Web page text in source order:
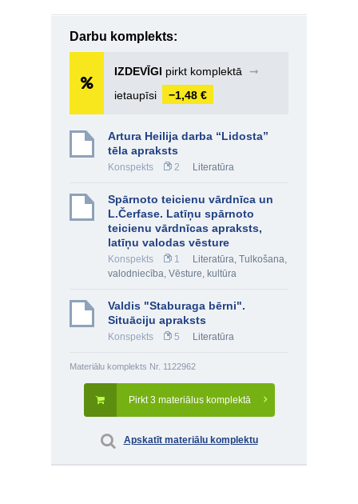
Darbu komplekts:
IZDEVĪGI pirkt komplektā
➞
ietaupīsi
−1,48 €
Artura Heilija darba “Lidosta”
tēla apraksts
Konspekts 2 Literatūra
Spārnoto teicienu vārdnīca un
L.Čerfase. Latīņu spārnoto
teicienu vārdnīcas apraksts,
latīņu valodas vēsture
Konspekts 1 Literatūra, Tulkošana,
valodniecība, Vēsture, kultūra
Valdis "Staburaga bērni".
Situāciju apraksts
Konspekts 5 Literatūra
Materiālu komplekts Nr. 1122962
Pirkt 3 materiālus komplektā
Apskatīt materiālu komplektu